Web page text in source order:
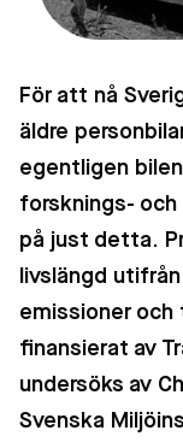
För att nå
äldre
egentligen
forsknings-
på just detta.
livslängd
emissioner och
finansierat av
undersöks av
Svenska